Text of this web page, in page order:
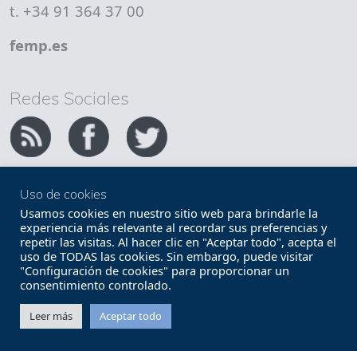
t. +34 91 364 37 00
femp.es
Redes Sociales
Copyright FEMP
Accesibilidad
Términos legales
Política de privacidad
Términos y condiciones de uso
Contacto
Uso de cookies
Usamos cookies en nuestro sitio web para brindarle la
experiencia más relevante al recordar sus preferencias y
repetir las visitas. Al hacer clic en "Aceptar todo", acepta el
uso de TODAS las cookies. Sin embargo, puede visitar
"Configuración de cookies" para proporcionar un
consentimiento controlado.
Leer más Aceptar todo